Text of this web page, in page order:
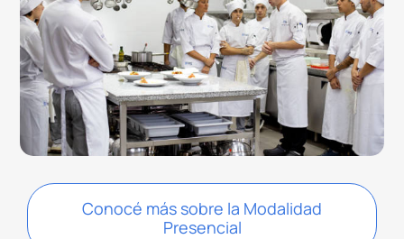
Conocé más sobre la Modalidad
Presencial